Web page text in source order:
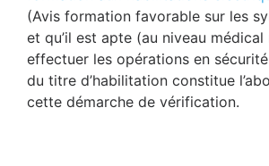
(Avis formation favorable sur les
et qu’il est apte (au niveau
effectuer les opérations en
du titre d’habilitation constitue
cette démarche de vérification.